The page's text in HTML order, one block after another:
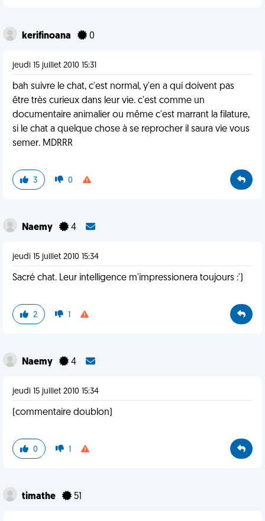
kerifinoana 0
jeudi 15 juillet 2010 15:31
bah suivre le chat, c'est normal, y'en a qui doivent pas
être très curieux dans leur vie. c'est comme un
documentaire animalier ou même c'est marrant la filature,
si le chat a quelque chose à se reprocher il saura vie vous
semer. MDRRR
3 0
Naemy 4
jeudi 15 juillet 2010 15:34
Sacré chat. Leur intelligence m'impressionera toujours :')
2 1
Naemy 4
jeudi 15 juillet 2010 15:34
(commentaire doublon)
0 1
timathe 51